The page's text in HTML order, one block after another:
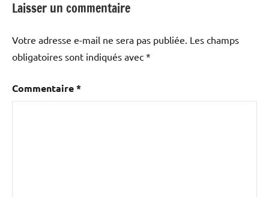
Laisser un commentaire
Votre adresse e-mail ne sera pas publiée. Les champs
obligatoires sont indiqués avec *
Commentaire*